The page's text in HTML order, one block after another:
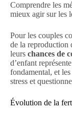
Comprendre les
mieux agir sur les
Pour les couples
de la reproduction
leurs chances de
d’enfant
fondamental, et
stress et
Évolution de la